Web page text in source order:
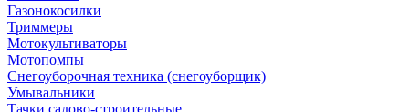
Газонокосилки
Триммеры
Мотокультиваторы
Мотопомпы
Снегоуборочная техника (снегоуборщик)
Умывальники
Тачки садово-строительные